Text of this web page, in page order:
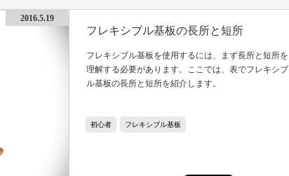
フレキシブル基板の長所と短所
フレキシブル基板を使用するには、まず長所と短所を
理解する必要があります。ここでは、表でフレキシブ
ル基板の長所と短所を紹介します。
2016.5.19
初心者 フレキシブル基板